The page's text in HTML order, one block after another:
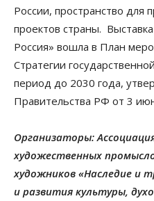
России, пространство для
проектов страны.
Россия» вошла в План
Стратегии
период до 2030 года,
Правительства РФ от 3
Организаторы:
художественных
художников «Наследие и
и развития культуры,